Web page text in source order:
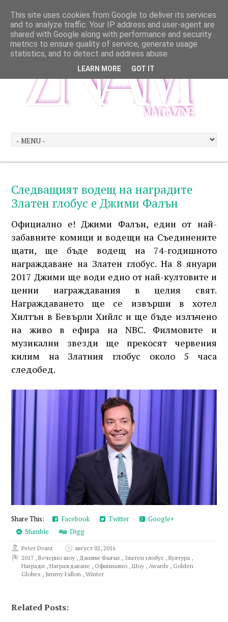
Следващият водещ на наградите
Златен глобус е Джими Фалън
Официално е! Джими Фалън, един от най-
забавните комици и водещи на Съединените
щати, ще бъде водещ на 74-годишното
награждаване на Златен глобус. На 8 януари
2017 Джими ще води едно от най-култовите и
ценни награждавания в целия свят.
Награждаването ще се извърши в хотел
Хилтън в Бевърли Хийлс и ще бъде излъчено
на живо в ефира на NBC. Филмовите и
музикални звезди ще прекосят червения
килим на Златния глобус около 5 часа
следобед.
Share This: Facebook Twitter
Google+
Stumble
Digg
Peter Dvant
август 02, 2016
2017 ,Вечерно шоу ,Джими Фалън , Златен глобус ,Култура ,
Награди ,Награждаване , Официално ,Шоу ,Awards , Golden
Globes , Jimmy Fallon ,Winter
Related Posts:
This site uses cookies from Google to deliver its services
and to analyze traffic. Your IP address and user-agent are
shared with Google along with performance and security
metrics to ensure quality of service, generate usage
statistics, and to detect and address abuse.
LEARN MORE GOT IT